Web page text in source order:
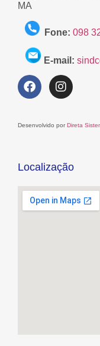
MA
Fone: 098
E-mail:
Desenvolvido por Direta
Localização